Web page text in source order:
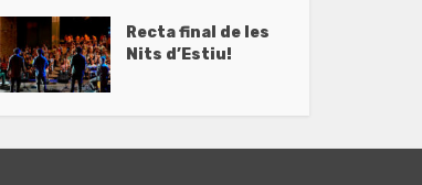
Recta final de les
Nits d’Estiu!